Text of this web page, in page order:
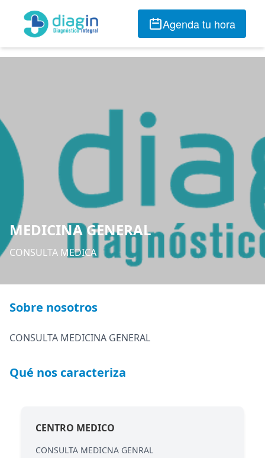
Agenda tu hora
MEDICINA GENERAL
CONSULTA MEDICA
Sobre nosotros
CONSULTA MEDICINA GENERAL
Qué nos caracteriza
CENTRO MEDICO
CONSULTA MEDICNA GENRAL